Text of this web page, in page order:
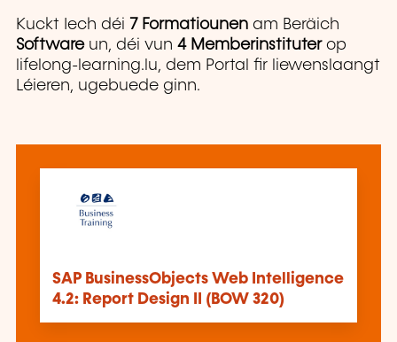
Kuckt Iech déi 7 Formatiounen am Beräich
Softwareun, déi vun 4 Memberinstituter op
lifelong-learning.lu, dem Portal fir liewenslaangt
Léieren, ugebuede ginn.
SAP BusinessObjects Web Intelligence
4.2: Report Design II (BOW 320)